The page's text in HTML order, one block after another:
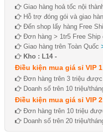
Giao hàng hoả tốc nội
Hỗ trợ đóng gói và giao
Đến shop lấy hàng Free
Đơn hàng > 1tr5 Free Ship
Giao hàng trên Toàn Quốc
Kho : L14 -
Điều kiện mua giá sỉ VIP 1
Đơn hàng trên 3 triệu
Doanh số trên 10 triệu/
Điều kiện mua giá sỉ VIP 2
Đơn hàng trên 10 triệu
Doanh số trên 20 triệu/